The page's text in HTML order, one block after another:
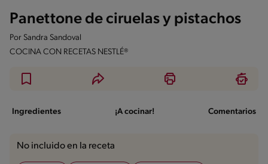
Panettone de ciruelas y pistachos
Por Sandra Sandoval
COCINA CON RECETAS NESTLÉ®
Ingredientes ¡A cocinar! Comentarios
No incluido en la receta